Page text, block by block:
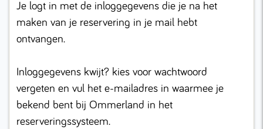
Je logt in met de inloggegevens die je na het
maken van je reservering in je mail hebt
ontvangen.
Inloggegevens kwijt? kies voor wachtwoord
vergeten en vul het e-mailadres in waarmee je
bekend bent bij Ommerland in het
reserveringssysteem.